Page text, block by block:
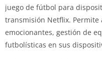
juego de fútbol para
transmisión Netflix.
emocionantes, gestión de
futbolísticas en sus